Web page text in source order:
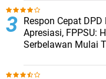
Respon Cepat
Apresiasi, FPPSU:
Serbelawan Mulai